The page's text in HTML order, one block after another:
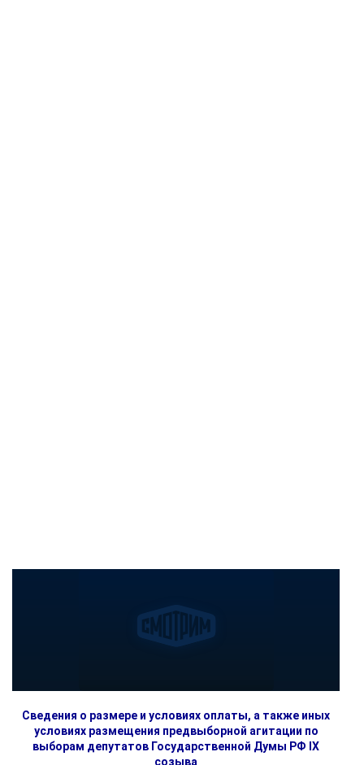
Сведения о размере и условиях оплаты, а также иных
условиях размещения предвыборной агитации по
выборам депутатов Государственной Думы РФ IX
созыва